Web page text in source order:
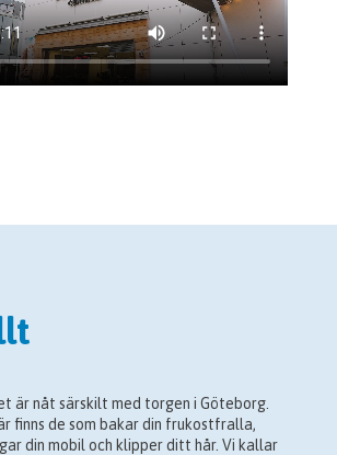
är nåt särskilt med torgen i Göteborg.
finns de som bakar din frukostfralla,
din mobil och klipper ditt hår. Vi kallar